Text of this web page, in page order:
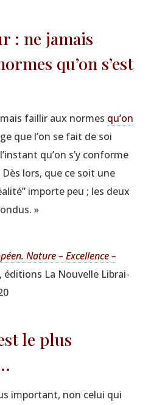
: ne jamais
qu’on s’est
faillir aux normes qu’on
que l’on se fait de soi
qu’on s’y conforme
lors, que ce soit une
importe peu ; les deux
»
Nature – Excel­lence –
édi­tions La Nou­velle Librai­
le plus
impor­tant, non celui qui